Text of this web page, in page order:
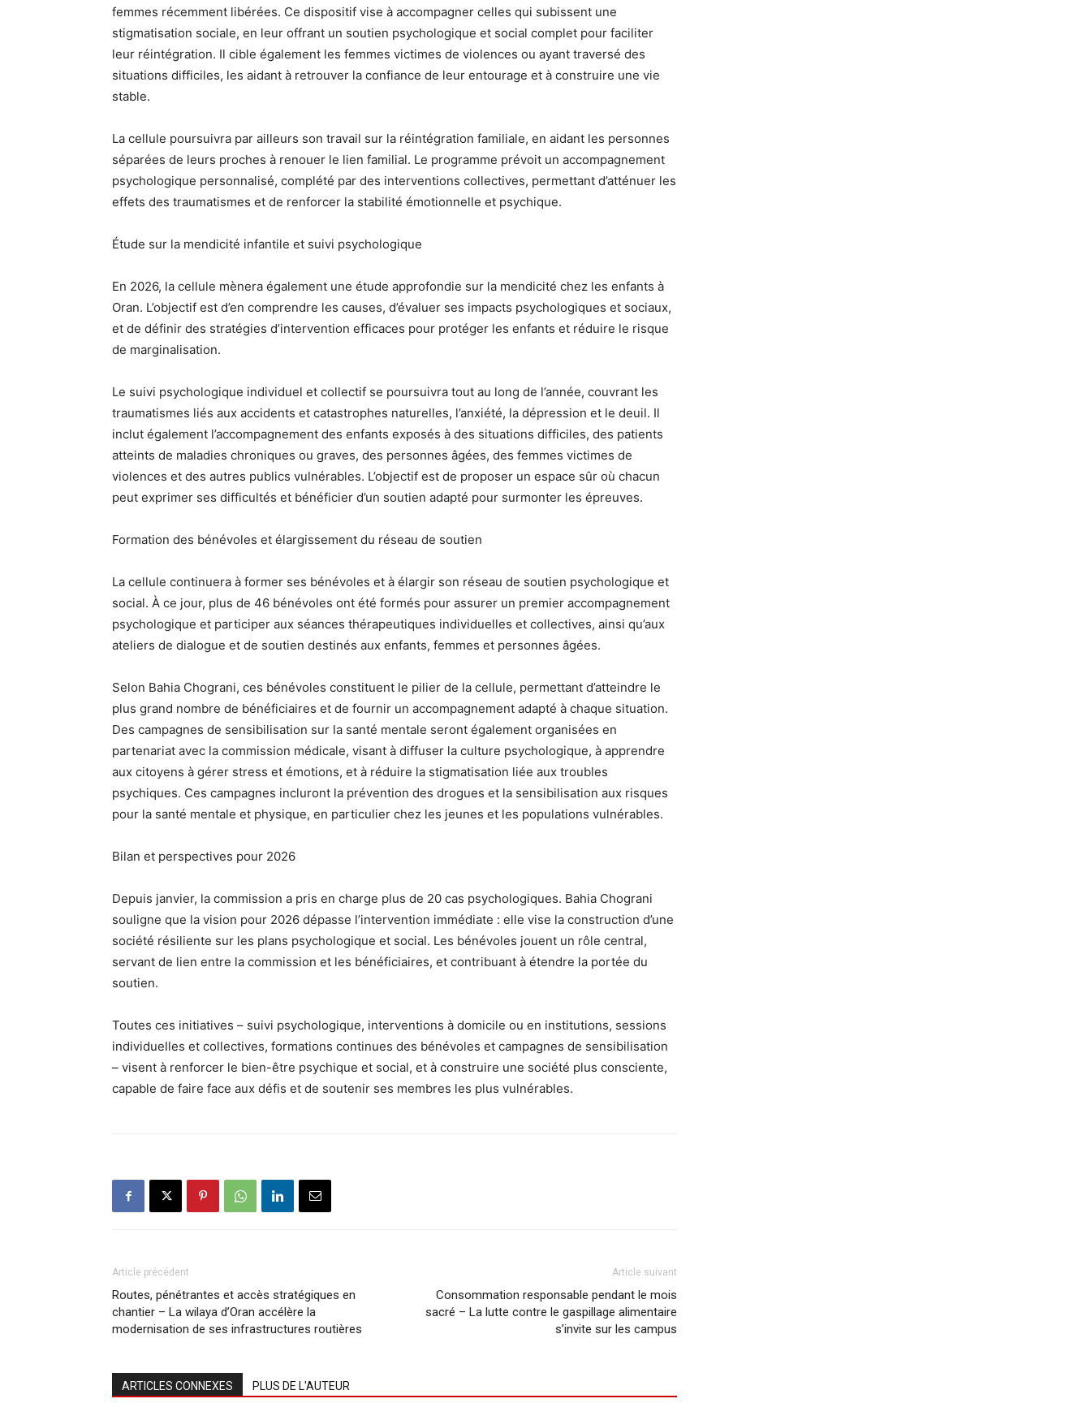
femmes récemment libérées. Ce dispositif vise à accompagner celles qui subissent une
stigmatisation sociale, en leur offrant un soutien psychologique et social complet pour faciliter
leur réintégration. Il cible également les femmes victimes de violences ou ayant traversé des
situations difficiles, les aidant à retrouver la confiance de leur entourage et à construire une vie
stable.
La cellule poursuivra par ailleurs son travail sur la réintégration familiale, en aidant les personnes
séparées de leurs proches à renouer le lien familial. Le programme prévoit un accompagnement
psychologique personnalisé, complété par des interventions collectives, permettant d’atténuer les
effets des traumatismes et de renforcer la stabilité émotionnelle et psychique.
Étude sur la mendicité infantile et suivi psychologique
En 2026, la cellule mènera également une étude approfondie sur la mendicité chez les enfants à
Oran. L’objectif est d’en comprendre les causes, d’évaluer ses impacts psychologiques et sociaux,
et de définir des stratégies d’intervention efficaces pour protéger les enfants et réduire le risque
de marginalisation.
Le suivi psychologique individuel et collectif se poursuivra tout au long de l’année, couvrant les
traumatismes liés aux accidents et catastrophes naturelles, l’anxiété, la dépression et le deuil. Il
inclut également l’accompagnement des enfants exposés à des situations difficiles, des patients
atteints de maladies chroniques ou graves, des personnes âgées, des femmes victimes de
violences et des autres publics vulnérables. L’objectif est de proposer un espace sûr où chacun
peut exprimer ses difficultés et bénéficier d’un soutien adapté pour surmonter les épreuves.
Formation des bénévoles et élargissement du réseau de soutien
La cellule continuera à former ses bénévoles et à élargir son réseau de soutien psychologique et
social. À ce jour, plus de 46 bénévoles ont été formés pour assurer un premier accompagnement
psychologique et participer aux séances thérapeutiques individuelles et collectives, ainsi qu’aux
ateliers de dialogue et de soutien destinés aux enfants, femmes et personnes âgées.
Selon Bahia Chograni, ces bénévoles constituent le pilier de la cellule, permettant d’atteindre le
plus grand nombre de bénéficiaires et de fournir un accompagnement adapté à chaque situation.
Des campagnes de sensibilisation sur la santé mentale seront également organisées en
partenariat avec la commission médicale, visant à diffuser la culture psychologique, à apprendre
aux citoyens à gérer stress et émotions, et à réduire la stigmatisation liée aux troubles
psychiques. Ces campagnes incluront la prévention des drogues et la sensibilisation aux risques
pour la santé mentale et physique, en particulier chez les jeunes et les populations vulnérables.
Bilan et perspectives pour 2026
Depuis janvier, la commission a pris en charge plus de 20 cas psychologiques. Bahia Chograni
souligne que la vision pour 2026 dépasse l’intervention immédiate : elle vise la construction d’une
société résiliente sur les plans psychologique et social. Les bénévoles jouent un rôle central,
servant de lien entre la commission et les bénéficiaires, et contribuant à étendre la portée du
soutien.
Toutes ces initiatives – suivi psychologique, interventions à domicile ou en institutions, sessions
individuelles et collectives, formations continues des bénévoles et campagnes de sensibilisation
– visent à renforcer le bien-être psychique et social, et à construire une société plus consciente,
capable de faire face aux défis et de soutenir ses membres les plus vulnérables.
Article précédent
Routes, pénétrantes et accès stratégiques en
chantier – La wilaya d’Oran accélère la
modernisation de ses infrastructures routières
Article suivant
Consommation responsable pendant le mois
sacré – La lutte contre le gaspillage alimentaire
s’invite sur les campus
ARTICLES CONNEXES PLUS DE L'AUTEUR